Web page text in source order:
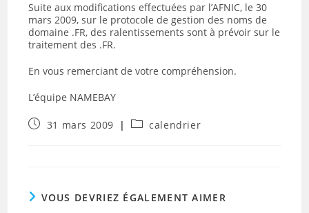
Suite aux modifications effectuées par l’AFNIC, le 30
mars 2009, sur le protocole de gestion des noms de
domaine .FR, des ralentissements sont à prévoir sur le
traitement des .FR.
En vous remerciant de votre compréhension.
L’équipe NAMEBAY
Publication
31 mars 2009
Postcalendrier
VOUS DEVRIEZ ÉGALEMENT AIMER